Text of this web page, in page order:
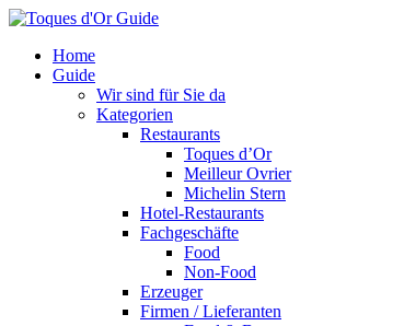
Home
Guide
Wir sind für Sie da
Kategorien
Restaurants
Toques d’Or
Meilleur Ovrier
Michelin Stern
Hotel-Restaurants
Fachgeschäfte
Food
Non-Food
Erzeuger
Firmen / Lieferanten